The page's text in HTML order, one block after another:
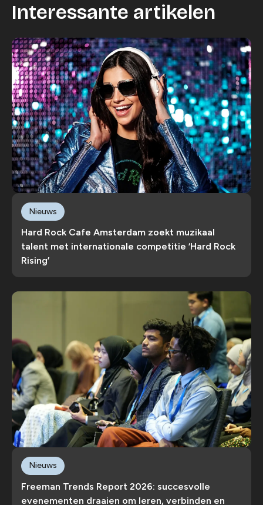
Interessante artikelen
Hard Rock Cafe Amsterdam zoekt muzikaal
talent met internationale competitie ‘Hard Rock
Rising’
Nieuws
Freeman Trends Report 2026: succesvolle
evenementen draaien om leren, verbinden en
Nieuws